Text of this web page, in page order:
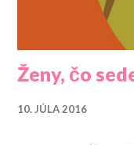
Ženy, čo
10. JÚLA 2016